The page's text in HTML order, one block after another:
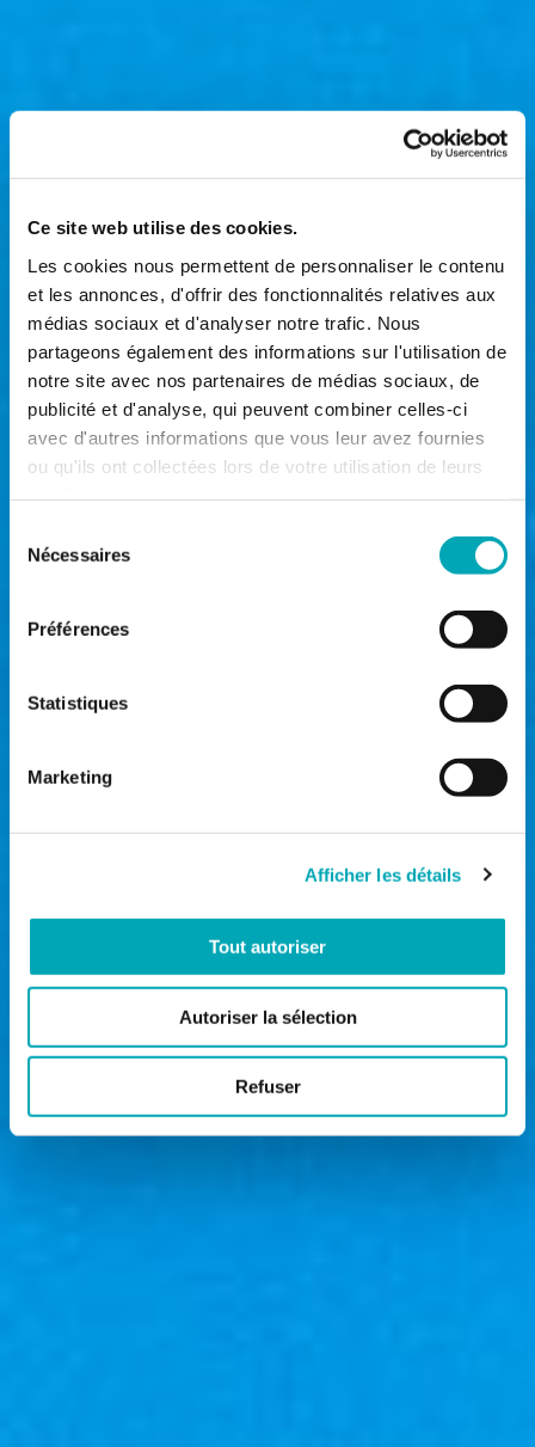
Ce site web utilise des cookies.
Les cookies nous permettent de personnaliser le contenu
et les annonces, d'offrir des fonctionnalités relatives aux
médias sociaux et d'analyser notre trafic. Nous
partageons également des informations sur l'utilisation de
notre site avec nos partenaires de médias sociaux, de
publicité et d'analyse, qui peuvent combiner celles-ci
avec d'autres informations que vous leur avez fournies
ou qu'ils ont collectées lors de votre utilisation de leurs
Nécessaires
Préférences
Statistiques
Marketing
Afficher les détails
Tout autoriser
Autoriser la sélection
Refuser